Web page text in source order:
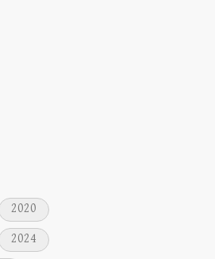
2020
2024